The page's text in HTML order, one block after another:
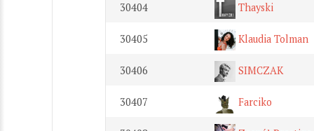
30404 Thayski
30405 Klaudia Tolman
30406 SIMCZAK
30407 Farciko